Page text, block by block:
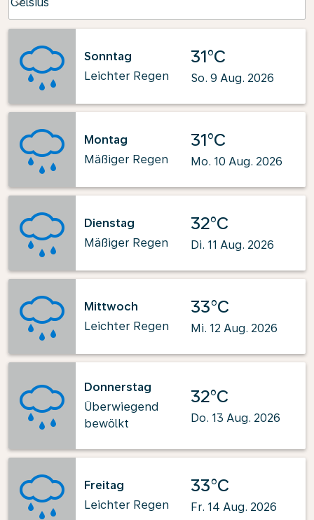
keyboard_arrow_down
Sonntag
Leichter Regen
31°C
So. 9 Aug. 2026
Montag
Mäßiger Regen
31°C
Mo. 10 Aug. 2026
Dienstag
Mäßiger Regen
32°C
Di. 11 Aug. 2026
Mittwoch
Leichter Regen
33°C
Mi. 12 Aug. 2026
Donnerstag
Überwiegend
bewölkt
32°C
Do. 13 Aug. 2026
Freitag
Leichter Regen
33°C
Fr. 14 Aug. 2026